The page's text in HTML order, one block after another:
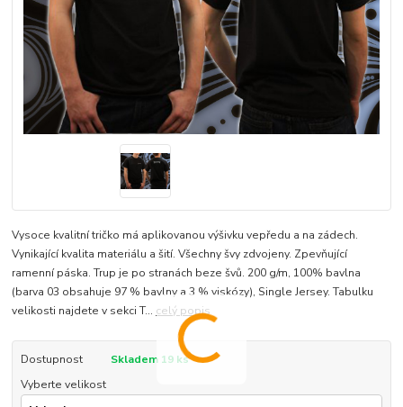
Vysoce kvalitní tričko má aplikovanou výšivku vepředu a na zádech.
Vynikající kvalita materiálu a šití. Všechny švy zdvojeny. Zpevňující
ramenní páska. Trup je po stranách beze švů. 200 g/m, 100% bavlna
(barva 03 obsahuje 97 % bavlny a 3 % viskózy), Single Jersey. Tabulku
velikosti najdete v sekci T... celý popis
Dostupnost
Skladem 19 ks
Vyberte velikost